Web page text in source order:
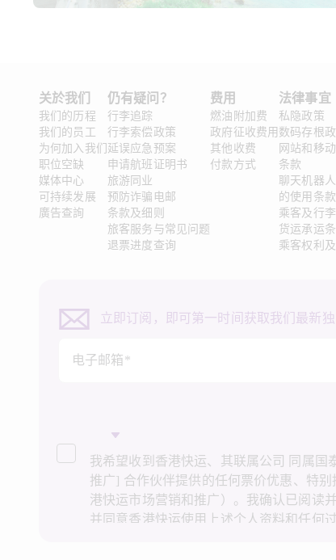
关於我们
我们的历程
我们的员工
为何加入我们
职位空缺
媒体中心
可持续发展
廣告查詢
仍有疑问？
行李追踪
行李索偿政策
延误应急预案
申请航班证明书
旅游同业
预防诈骗电邮
条款及细则
旅客服务与常见问题
退票进度查询
费用
燃油附加费
政府征收费用
其他收费
付款方式
法律事宜
私隐政策
数码存根
网站和移
条款
聊天机器
的使用条款
乘客及行
货运承运
乘客权利
立即订阅，即可第一时间获取我们最新独
电子邮箱*
我希望收到香港快运、其联属公司 同属国
推广] 合作伙伴提供的任何票价优惠、特
港快运市场营销和推广）。我确认已阅读
并同意香港快运使用上述个人资料和任何